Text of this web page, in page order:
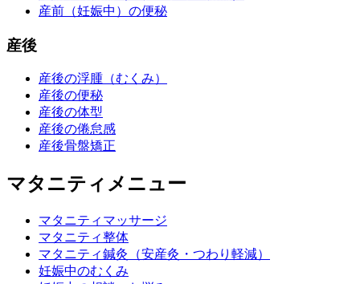
産前（妊娠中）の便秘
産後
産後の浮腫（むくみ）
産後の便秘
産後の体型
産後の倦怠感
産後骨盤矯正
マタニティメニュー
マタニティマッサージ
マタニティ整体
マタニティ鍼灸（安産灸・つわり軽減）
妊娠中のむくみ